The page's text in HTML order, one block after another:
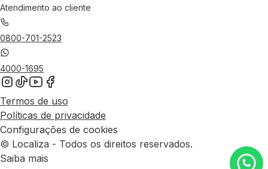
Atendimento ao cliente
0800-701-2523
4000-1695
Termos de uso
Políticas de privacidade
Configurações de cookies
© Localiza - Todos os direitos reservados.
Saiba mais